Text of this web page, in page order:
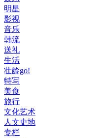
明星
影视
音乐
韩流
送礼
生活
壮龄go!
特写
美食
旅行
文化艺术
人文史地
专栏